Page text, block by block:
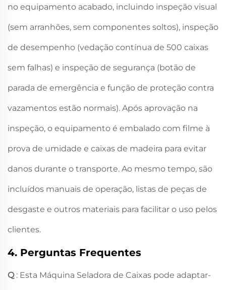
no equipamento acabado, incluindo inspeção visual
(sem arranhões, sem componentes soltos), inspeção
de desempenho (vedação contínua de 500 caixas
sem falhas) e inspeção de segurança (botão de
parada de emergência e função de proteção contra
vazamentos estão normais). Após aprovação na
inspeção, o equipamento é embalado com filme à
prova de umidade e caixas de madeira para evitar
danos durante o transporte. Ao mesmo tempo, são
incluídos manuais de operação, listas de peças de
desgaste e outros materiais para facilitar o uso pelos
clientes.
4. Perguntas Frequentes
Q : Esta Máquina Seladora de Caixas pode adaptar-